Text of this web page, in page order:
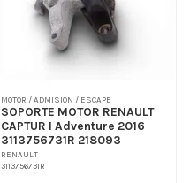
MOTOR / ADMISION / ESCAPE
SOPORTE MOTOR RENAULT
CAPTUR I Adventure 2016
3113756731R 218093
RENAULT
3113756731R